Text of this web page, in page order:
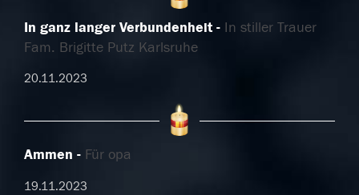
In ganz langer Verbundenheit
In stiller Trauer
Fam. Brigitte Putz Karlsruhe
20.11.2023
Ammen Für opa
19.11.2023